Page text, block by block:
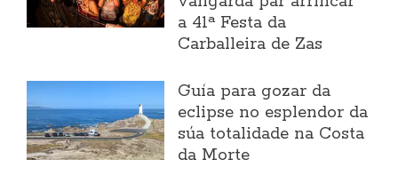
a 41ª Festa da
Carballeira de Zas
Guía para gozar da
eclipse no esplendor da
súa totalidade na Costa
da Morte